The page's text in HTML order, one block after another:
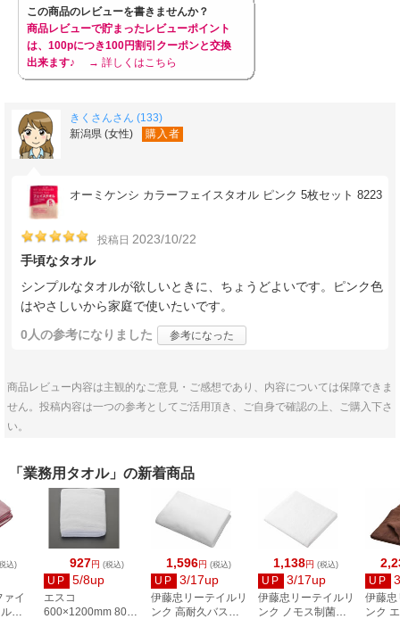
この商品のレビューを書きませんか？
商品レビューで貯まったレビューポイント
は、100pにつき100円割引クーポンと交換
出来ます♪
→ 詳しくはこちら
きくさんさん (133)
新潟県 (女性)
購入者
オーミケンシ カラーフェイスタオル ピンク 5枚セット 8223
投稿日 2023/10/22
手頃なタオル
シンプルなタオルが欲しいときに、ちょうどよいです。ピンク色
はやさしいから家庭で使いたいです。
0人の参考になりました 参考になった
商品レビュー内容は主観的なご意見・ご感想であり、内容については保障できま
せん。投稿内容は一つの参考としてご活用頂き、ご自身で確認の上、ご購入下さ
い。
「業務用タオル」の新着商品
927円 (税込)
UP 5/8up
エスコ
600×1200mm 800
1,596円 (税込)
UP 3/17up
伊藤忠リーテイルリ
ンク 高耐久バスタ
1,138円 (税込)
UP 3/17up
伊藤忠リーテイルリ
ンク ノモス制菌バ
UP
伊藤忠
ンク
込)
ァイ